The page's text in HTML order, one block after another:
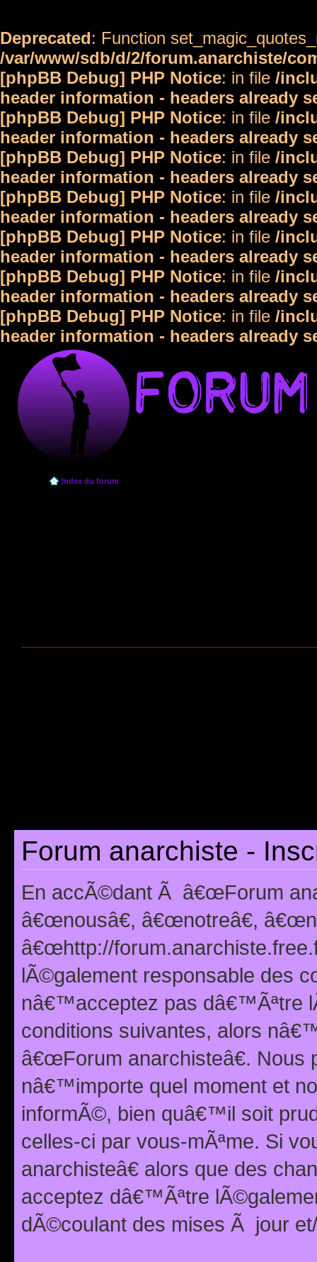
Deprecated: Function
/var/www/sdb/d/2/forum.anarchiste/
[phpBB Debug] PHP Notice: in file /
header information - headers already
[phpBB Debug] PHP Notice: in file /
header information - headers already
[phpBB Debug] PHP Notice: in file /
header information - headers already
[phpBB Debug] PHP Notice: in file /
header information - headers already
[phpBB Debug] PHP Notice: in file /
header information - headers already
[phpBB Debug] PHP Notice: in file /
header information - headers already
[phpBB Debug] PHP Notice: in file /
header information - headers already
Index du forum
Forum anarchiste -
En accÃ©dant Ã â€œForum
â€œnousâ€, â€œnotreâ€,
â€œhttp://
lÃ©galement responsable des
nâ€™acceptez pas dâ€™Ãªtre
conditions suivantes, alors
â€œForum anarchisteâ€.
nâ€™importe quel moment et
informÃ©, bien quâ€™il soit
celles-ci par vous-mÃªme. Si
anarchisteâ€ alors que des
acceptez dâ€™Ãªtre
dÃ©coulant des mises Ã jour